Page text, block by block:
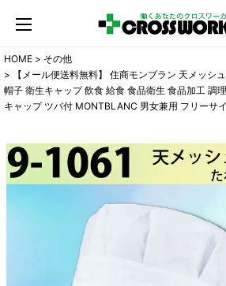
HOME
その他
【メール便送料無料】 住商モンブラン 天メッシ
帽子 衛生キャップ 飲食 給食 食品衛生 食品加工 調
キャップ ツバ付 MONTBLANC 男女兼用 フリーサ